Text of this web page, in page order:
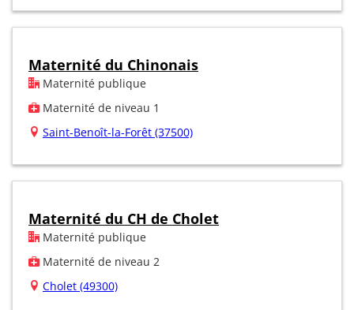
Maternité du Chinonais
Maternité publique
Maternité de niveau 1
Saint-Benoît-la-Forêt (37500)
Maternité du CH de Cholet
Maternité publique
Maternité de niveau 2
Cholet (49300)